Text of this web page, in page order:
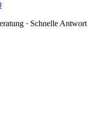
· Schnelle Antwort